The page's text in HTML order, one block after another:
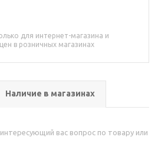
для интернет-магазина и
в розничных магазинах
Наличие в магазинах
вас вопрос по товару или